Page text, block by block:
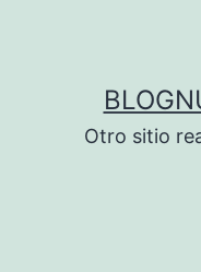
Otro sitio